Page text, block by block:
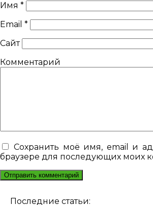
Имя *
Email *
Сайт
Комментарий
Сохранить моё имя, email и
браузере для последующих моих
Последние статьи: